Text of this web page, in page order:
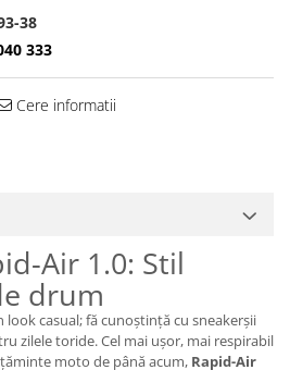
38
333
Cere informatii
Air 1.0: Stil
drum
casual; fă cunoștință cu sneakerșii
zilele toride. Cel mai ușor, mai respirabil
moto de până acum, Rapid-Air